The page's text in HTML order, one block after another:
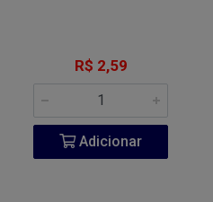
R$ 2,59
Adicionar